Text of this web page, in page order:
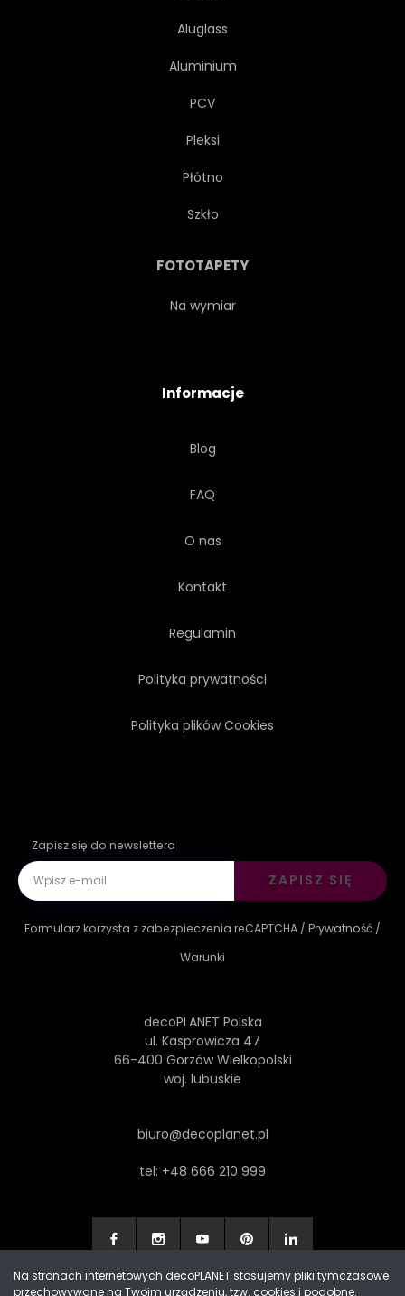
Aluglass
Aluminium
PCV
Pleksi
Płótno
Szkło
FOTOTAPETY
Na wymiar
Informacje
Blog
FAQ
O nas
Kontakt
Regulamin
Polityka prywatności
Polityka plików Cookies
Zapisz się do newslettera
ZAPISZ SIĘ
Formularz korzysta z zabezpieczenia reCAPTCHA / Prywatność /
Warunki
decoPLANET Polska
ul. Kasprowicza 47
66-400 Gorzów Wielkopolski
woj. lubuskie
biuro@decoplanet.pl
tel: +48 666 210 999
Na stronach internetowych decoPLANET stosujemy pliki tymczasowe
przechowywane na Twoim urządzeniu, tzw. cookies i podobne.